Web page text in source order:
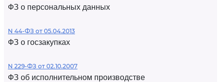
ФЗ о персональных данных
N 44-ФЗ от 05.04.2013
ФЗ о госзакупках
N 229-ФЗ от 02.10.2007
ФЗ об исполнительном производстве